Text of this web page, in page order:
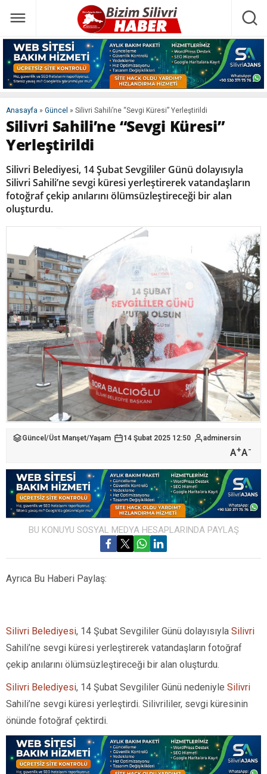
Anasayfa » Güncel » Silivri Sahili’ne “Sevgi Küresi” Yerleştirildi
Silivri Sahili’ne “Sevgi Küresi”
Yerleştirildi
Silivri Belediyesi, 14 Şubat Sevgililer Günü dolayısıyla
Silivri Sahili’ne sevgi küresi yerleştirerek vatandaşların
fotoğraf çekip anılarını ölümsüzleştireceği bir alan
oluşturdu.
Güncel /Üst Manşet/Yaşam 14 Şubat 2025 12:50 adminersin
A+A-
BU KONUYU SOSYAL MEDYA HESAPLARINDA PAYLAŞ
Ayrıca Bu Haberi Paylaş:
Silivri Belediyesi, 14 Şubat Sevgililer Günü dolayısıyla Silivri
Sahili’ne sevgi küresi yerleştirerek vatandaşların fotoğraf
çekip anılarını ölümsüzleştireceği bir alan oluşturdu.
Silivri Belediyesi, 14 Şubat Sevgililer Günü nedeniyle Silivri
Sahili’ne sevgi küresi yerleştirdi. Silivrililer, sevgi küresinin
önünde fotoğraf çektirdi.